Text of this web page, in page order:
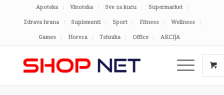
Apoteka Vinoteka Sve za kuću Supermarket
Zdrava hrana Suplementi Sport Fitness Wellness
Games Horeca Tehnika Office AKCIJA